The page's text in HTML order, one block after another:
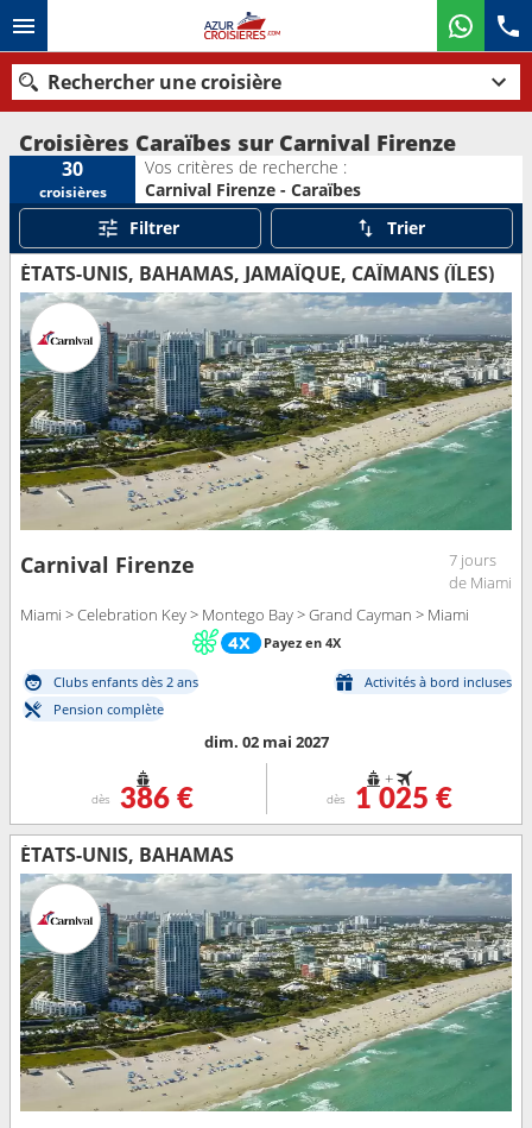
Rechercher une croisière
Nos destinations
Mois de départ
Ports Compagnies
Rechercher
Croisières Caraïbes sur Carnival Firenze
30
croisières
Vos critères de recherche :
Carnival Firenze - Caraïbes
Filtrer
Trier
ÉTATS-UNIS, BAHAMAS, JAMAÏQUE, CAÏMANS (ÎLES)
Carnival Firenze
7 jours
de Miami
Miami > Celebration Key > Montego Bay > Grand Cayman > Miami
Payez en 4X
Clubs enfants dès 2 ans
Activités à bord incluses
Pension complète
dim. 02 mai 2027
dès 386 €
+
dès 1 025 €
ÉTATS-UNIS, BAHAMAS